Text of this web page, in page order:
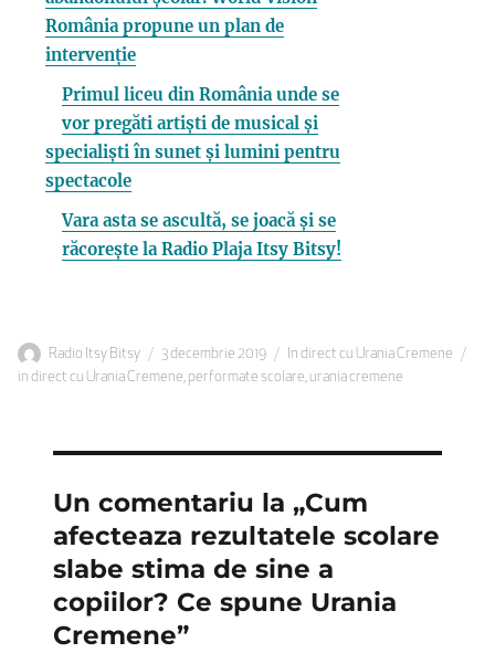
România propune un plan de
intervenție
Primul liceu din România unde se
vor pregăti artiști de musical și
specialiști în sunet și lumini pentru
spectacole
Vara asta se ascultă, se joacă și se
răcorește la Radio Plaja Itsy Bitsy!
Autor
Radio Itsy Bitsy
Publicat
pe
3 decembrie 2019 Categorii
In direct cu Urania Cremene
in direct cu Urania Cremene, performate scolare, urania cremene
Un comentariu la „Cum
afecteaza rezultatele scolare
slabe stima de sine a
copiilor? Ce spune Urania
Cremene”